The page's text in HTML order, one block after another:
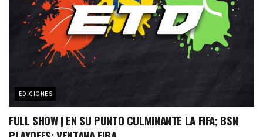
EDICIONES
FULL SHOW | EN SU PUNTO CULMINANTE LA FIFA; BSN